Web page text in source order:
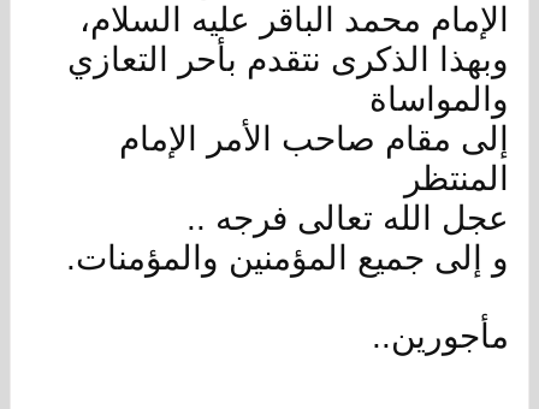
الإمام محمد الباقر عليه السلام،
وبهذا الذكرى نتقدم بأحر التعازي
والمواساة
إلى مقام صاحب الأمر الإمام
المنتظر
عجل الله تعالى فرجه ..
و إلى جميع المؤمنين والمؤمنات.
مأجورين..